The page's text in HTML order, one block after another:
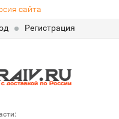
сайта
Регистрация